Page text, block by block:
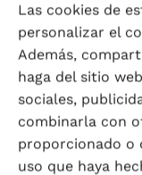
Las cookies de
personalizar el
Además,
haga del sitio
sociales,
combinarla con
proporcionado o
uso que haya
El agua
escolar.
Tener en
más
el primer
Para